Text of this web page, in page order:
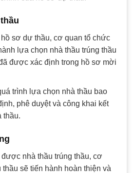
sơ dự thầu, cơ quan tổ chức
lựa chọn nhà thầu trúng thầu
được xác định trong hồ sơ mời
trình lựa chọn nhà thầu bao
phê duyệt và công khai kết
thầu.
nhà thầu trúng thầu, cơ
sẽ tiến hành hoàn thiện và